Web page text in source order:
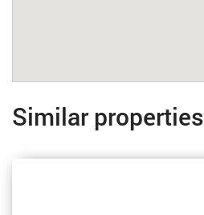
Similar properties